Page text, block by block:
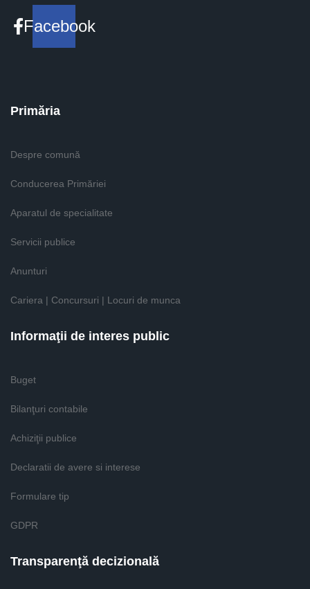
Facebook
Primăria
Despre comună
Conducerea Primăriei
Aparatul de specialitate
Servicii publice
Anunturi
Cariera | Concursuri | Locuri de munca
Informaţii de interes public
Buget
Bilanţuri contabile
Achiziţii publice
Declaratii de avere si interese
Formulare tip
GDPR
Transparenţă decizională